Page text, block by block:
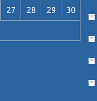
27 28 29 30